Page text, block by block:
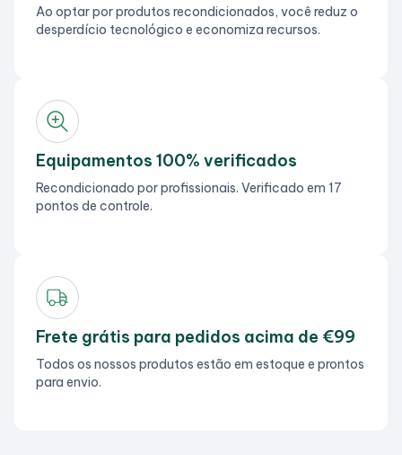
Ao optar por produtos recondicionados, você reduz o
desperdício tecnológico e economiza recursos.
Equipamentos 100% verificados
Recondicionado por profissionais. Verificado em 17
pontos de controle.
Frete grátis para pedidos acima de €99
Todos os nossos produtos estão em estoque e prontos
para envio.